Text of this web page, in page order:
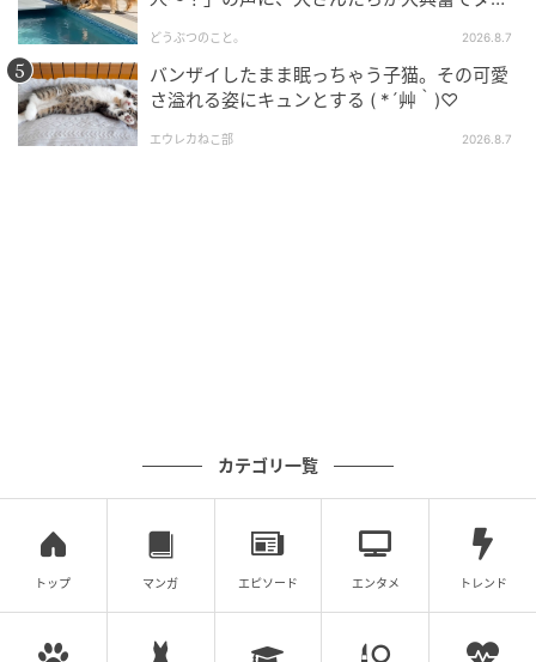
友人と共に始めたデリカテッセンを昨年秋に離れ、今
は本業のスタイリストに。趣味は庭仕事とYouTube鑑
賞。『フィガロジャポン』で連載中の『雑貨ヘイ!ヘイ!
ヘイ!』は222（ニャーニャーニャー）回を超えたとこ
どうぶつのこと。 2026.8.7
バンザイしたまま眠っちゃう子猫。その可愛
さ溢れる姿にキュンとする ( *´艸｀)♡
エウレカねこ部 2026.8.7
カテゴリ一覧
トップ マンガ エピソード エンタメ トレンド